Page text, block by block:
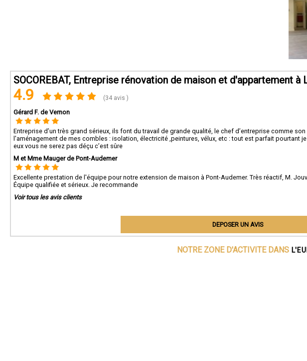
SOCOREBAT, Entreprise rénovation de maison et d'appartement à
4.9 (34 avis )
Gérard F. de Vernon
Entreprise d’un très grand sérieux, ils font du travail de grande qualité, le chef d’entreprise comme
l'aménagement de mes combles : isolation, électricité ,peintures, vélux, etc : tout est parfait pourtant
eux vous ne serez pas déçu c’est sûre
M et Mme Mauger de Pont-Audemer
Excellente prestation de l'équipe pour notre extension de maison à Pont-Audemer. Très réactif, M.
Équipe qualifiée et sérieux. Je recommande
Voir tous les avis clients
DEPOSER UN AVIS
NOTRE ZONE D'ACTIVITE DANS